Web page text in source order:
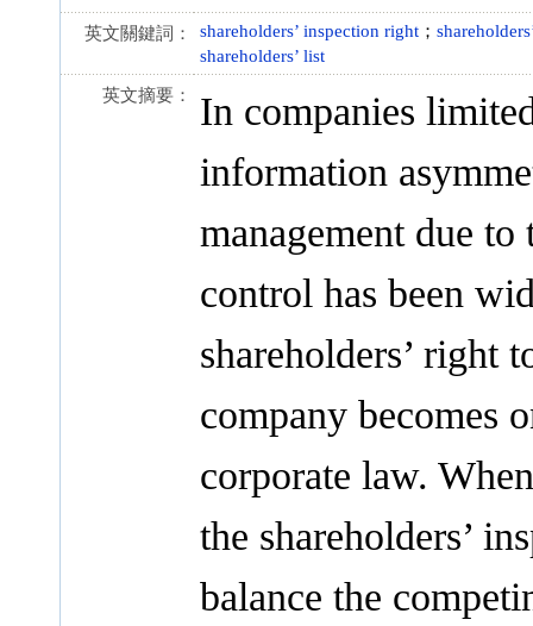
英文關鍵詞： shareholders’ inspection right ；
shareholders’ list
英文摘要：
In companies
information
management due
control has been
shareholders’ right
company becomes
corporate law.
the shareholders’
balance the